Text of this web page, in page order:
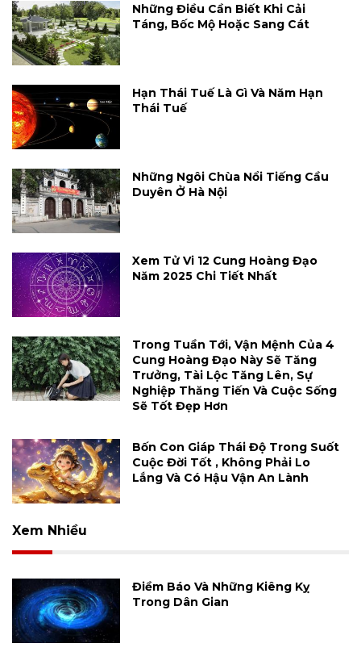
Những Điều Cần Biết Khi Cải
Táng, Bốc Mộ Hoặc Sang Cát
Hạn Thái Tuế Là Gì Và Năm Hạn
Thái Tuế
Những Ngôi Chùa Nổi Tiếng Cầu
Duyên Ở Hà Nội
Xem Tử Vi 12 Cung Hoàng Đạo
Năm 2025 Chi Tiết Nhất
Trong Tuần Tới, Vận Mệnh Của 4
Cung Hoàng Đạo Này Sẽ Tăng
Trưởng, Tài Lộc Tăng Lên, Sự
Nghiệp Thăng Tiến Và Cuộc Sống
Sẽ Tốt Đẹp Hơn
Bốn Con Giáp Thái Độ Trong Suốt
Cuộc Đời Tốt , Không Phải Lo
Lắng Và Có Hậu Vận An Lành
Xem Nhiều
Điềm Báo Và Những Kiêng Kỵ
Trong Dân Gian